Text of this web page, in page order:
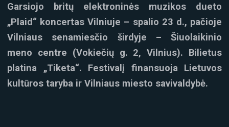
Garsiojo britų elektroninės muzikos dueto
„Plaid“ koncertas Vilniuje – spalio 23 d., pačioje
Vilniaus senamiesčio širdyje – Šiuolaikinio
meno centre (Vokiečių g. 2, Vilnius). Bilietus
platina „Tiketa“. Festivalį finansuoja Lietuvos
kultūros taryba ir Vilniaus miesto savivaldybė.